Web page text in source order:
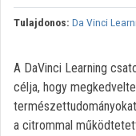
Tulajdonos: Da Vinci
A DaVinci Learning
célja, hogy
a citrommal